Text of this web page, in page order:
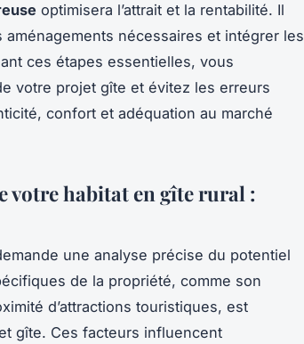
optimisera l’attrait et la rentabilité. Il
nécessaires et intégrer les
ces étapes essentielles, vous
votre projet gîte et évitez les erreurs
confort et adéquation au marché
votre habitat en gîte rural :
une analyse précise du potentiel
de la propriété, comme son
d’attractions touristiques, est
gîte. Ces facteurs influencent